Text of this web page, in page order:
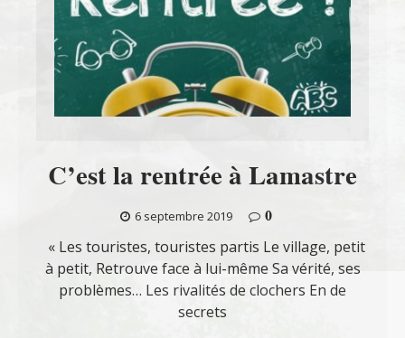
C’est la rentrée à Lamastre
6 septembre 2019
0
« Les touristes, touristes partis Le village, petit
à petit, Retrouve face à lui-même Sa vérité, ses
problèmes… Les rivalités de clochers En de
secrets